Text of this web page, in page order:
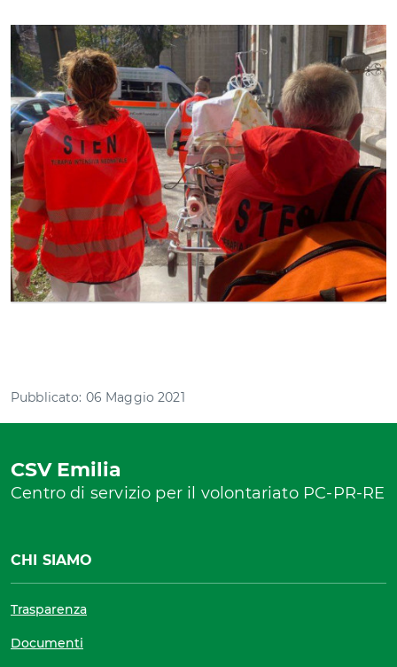
Pubblicato: 06 Maggio 2021
CSV Emilia
Centro di servizio per il volontariato PC-PR-RE
CHI SIAMO
Trasparenza
Documenti